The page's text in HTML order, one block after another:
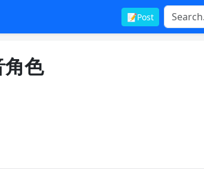
📝Post
色